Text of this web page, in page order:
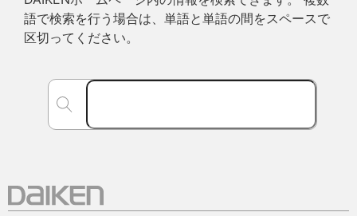
語で検索を行う場合は、単語と単語の間をスペースで
区切ってください。